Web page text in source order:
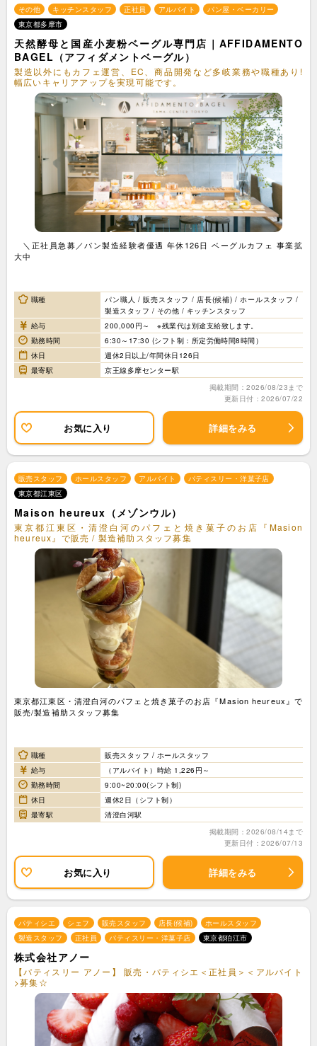
その他
キッチンスタッフ 正社員 アルバイト
パン屋・ベーカリー
東京都多摩市
天然酵母と国産小麦粉ベーグル専門店｜AFFIDAMENTO
BAGEL（アフィダメントベーグル）
製造以外にもカフェ運営、EC、商品開発など多岐業務や職種あり!
幅広いキャリアアップを実現可能です。
＼正社員急募／パン製造経験者優遇 年休126日 ベーグルカフェ 事業拡
大中
職種
パン職人 / 販売スタッフ / 店長(候補) / ホールスタッフ /
製造スタッフ / その他 / キッチンスタッフ
給与
200,000円～ ※残業代は別途支給致します。
勤務時間
6:30～17:30 (シフト制：所定労働時間8時間）
休日
週休2日以上/年間休日126日
最寄駅
京王線多摩センター駅
掲載期間：2026/08/23まで
更新日付：2026/07/22
お気に入り 詳細をみる
販売スタッフ ホールスタッフ アルバイト
パティスリー・洋菓子店
東京都江東区
Maison heureux（メゾンウル）
東京都江東区・清澄白河のパフェと焼き菓子のお店『Masion
heureux』で販売 / 製造補助スタッフ募集
東京都江東区・清澄白河のパフェと焼き菓子のお店『Masion heureux』で
販売/製造補助スタッフ募集
職種
販売スタッフ / ホールスタッフ
給与
（アルバイト）時給 1,226円～
勤務時間
9:00~20:00(シフト制)
休日
週休2日（シフト制）
最寄駅
清澄白河駅
掲載期間：2026/08/14まで
更新日付：2026/07/13
お気に入り 詳細をみる
パティシエ シェフ 販売スタッフ 店長(候補)
ホールスタッフ
製造スタッフ
正社員 パティスリー・洋菓子店 東京都狛江市
株式会社アノー
【パティスリー アノー】 販売・パティシエ＜正社員＞＜アルバイト
>募集☆